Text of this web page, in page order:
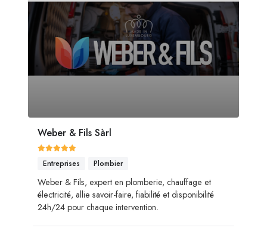
Weber & Fils Sàrl
Entreprises Plombier
Weber & Fils, expert en plomberie, chauffage et
électricité, allie savoir-faire, fiabilité et disponibilité
24h/24 pour chaque intervention.